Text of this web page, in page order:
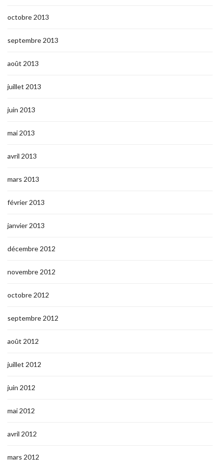
octobre 2013
septembre 2013
août 2013
juillet 2013
juin 2013
mai 2013
avril 2013
mars 2013
février 2013
janvier 2013
décembre 2012
novembre 2012
octobre 2012
septembre 2012
août 2012
juillet 2012
juin 2012
mai 2012
avril 2012
mars 2012